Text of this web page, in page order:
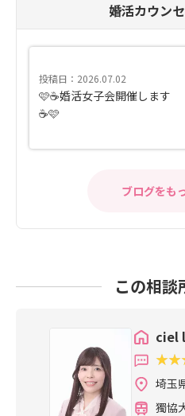
婚活カウン
投稿日：2026.07.02
🩷☕️婚活女子会開催します
☕️🩷
ブログをも
この相談
ciel
埼玉
獨協